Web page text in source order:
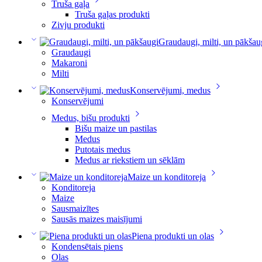
Truša gaļa
Truša gaļas produkti
Zivju produkti
Graudaugi, milti, un
Graudaugi
Makaroni
Milti
Konservējumi, medus
Konservējumi
Medus, bišu produkti
Bišu maize un pastilas
Medus
Putotais medus
Medus ar riekstiem un sēklām
Maize un konditoreja
Konditoreja
Maize
Sausmaizītes
Sausās maizes maisījumi
Piena produkti un olas
Kondensētais piens
Olas